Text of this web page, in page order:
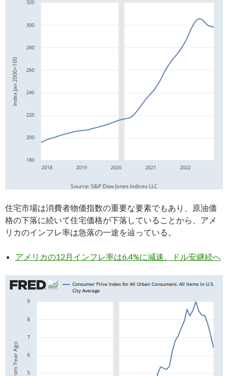
住宅市場は消費者物価指数の重要な要素でもあり、原油価
格の下落に続いて住宅価格が下落していることから、アメ
リカのインフレ率は急落の一途を辿っている。
アメリカの12月インフレ率は6.4%に減速、ドル安継続へ